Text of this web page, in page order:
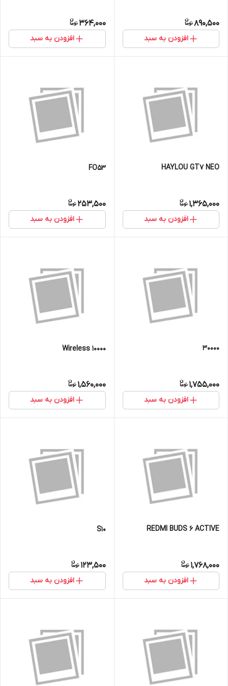
890,500
افزودن به سبد
364,000
افزودن به سبد
HAYLOU GT7 NEO
1,365,000
افزودن به سبد
FO53
253,500
افزودن به سبد
30000
1,755,000
افزودن به سبد
Wireless 10000
1,560,000
افزودن به سبد
REDMI BUDS 6 ACTIVE
1,768,000
افزودن به سبد
S10
123,500
افزودن به سبد